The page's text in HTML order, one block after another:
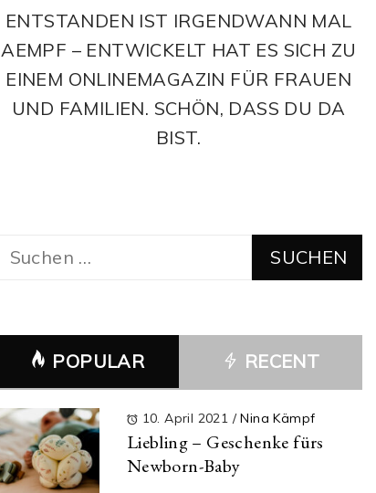
ENTSTANDEN IST IRGENDWANN MAL
AEMPF – ENTWICKELT HAT ES SICH ZU
EINEM ONLINEMAGAZIN FÜR FRAUEN
UND FAMILIEN. SCHÖN, DASS DU DA
BIST.
Suchen
POPULAR RECENT
10. April 2021 / Nina Kämpf
Liebling – Geschenke fürs
Newborn-Baby